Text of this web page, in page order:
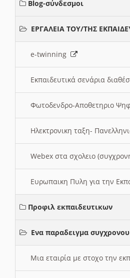
Blog-σύνδεσμοι
ΕΡΓΑΛΕΙΑ ΤΟΥ/ΤΗΣ
e-twinning
Εκπαιδευτικά σενάρια
Φωτοδενδρο-Αποθετηριο
Ηλεκτρονικη ταξη-
Webex στα σχολειο
Ευρωπαικη Πυλη για την
Προφιλ εκπαιδευτικων
Ενα παραδειγμα
Μια εταιρία με στοχο την